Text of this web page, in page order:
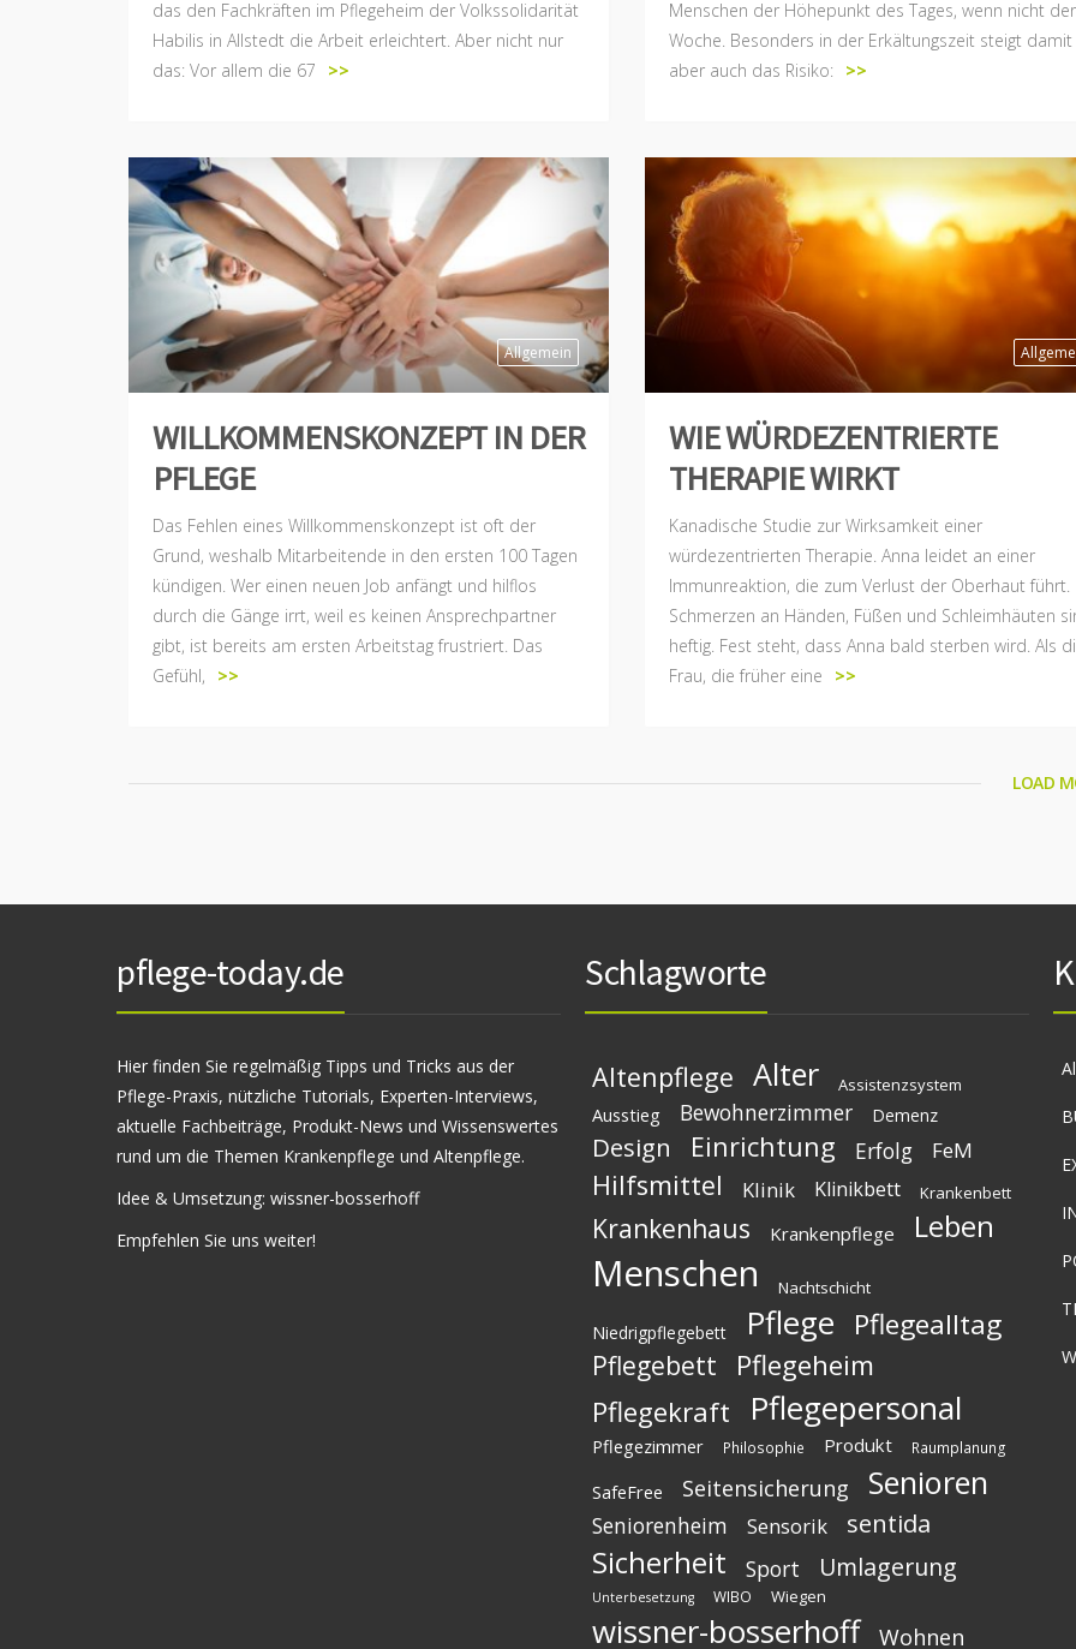
das den Fachkräften im Pflegeheim der Volkssolidarität
Habilis in Allstedt die Arbeit erleichtert. Aber nicht nur
das: Vor allem die 67
>>
Menschen der Höhepunkt des Tages, wenn nicht der
Woche. Besonders in der Erkältungszeit steigt damit
aber auch das Risiko:
>>
Allgemein
WILLKOMMENSKONZEPT IN DER
PFLEGE
Das Fehlen eines Willkommenskonzept ist oft der
Grund, weshalb Mitarbeitende in den ersten 100 Tagen
kündigen. Wer einen neuen Job anfängt und hilflos
durch die Gänge irrt, weil es keinen Ansprechpartner
gibt, ist bereits am ersten Arbeitstag frustriert. Das
Gefühl,
>>
WIE WÜRDEZENTRIERTE
THERAPIE WIRKT
Kanadische Studie zur Wirksamkeit einer
würdezentrierten Therapie. Anna leidet an einer
Immunreaktion, die zum Verlust der Oberhaut führt.
Schmerzen an Händen, Füßen und Schleimhäuten
heftig. Fest steht, dass Anna bald sterben wird. Als
Frau, die früher eine
>>
LOAD
pflege-today.de
Hier finden Sie regelmäßig Tipps und Tricks aus der
Pflege-Praxis, nützliche Tutorials, Experten-Interviews,
aktuelle Fachbeiträge, Produkt-News und Wissenswertes
rund um die Themen Krankenpflege und Altenpflege.
Idee & Umsetzung: wissner-bosserhoff
Empfehlen Sie uns weiter!
Schlagworte
Altenpflege Alter Assistenzsystem
Ausstieg Bewohnerzimmer Demenz
Design Einrichtung Erfolg FeM
Hilfsmittel Klinik Klinikbett Krankenbett
Krankenhaus Krankenpflege Leben
Menschen Nachtschicht
Niedrigpflegebett Pflege Pflegealltag
Pflegebett
Pflegeheim
Pflegekraft
Pflegepersonal
Pflegezimmer Philosophie Produkt Raumplanung
SafeFree Seitensicherung Senioren
Seniorenheim Sensorik sentida
Sicherheit Sport Umlagerung
Unterbesetzung WIBO Wiegen
wissner-bosserhoff Wohnen